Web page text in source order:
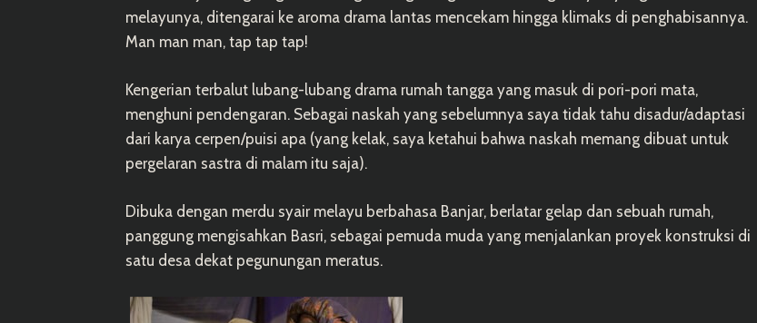
melayunya, ditengarai ke aroma drama lantas mencekam hingga klimaks di penghabisannya.
Man man man, tap tap tap!
Kengerian terbalut lubang-lubang drama rumah tangga yang masuk di pori-pori mata,
menghuni pendengaran. Sebagai naskah yang sebelumnya saya tidak tahu disadur/adaptasi
dari karya cerpen/puisi apa (yang kelak, saya ketahui bahwa naskah memang dibuat untuk
pergelaran sastra di malam itu saja).
Dibuka dengan merdu syair melayu berbahasa Banjar, berlatar gelap dan sebuah rumah,
panggung mengisahkan Basri, sebagai pemuda muda yang menjalankan proyek konstruksi di
satu desa dekat pegunungan meratus.